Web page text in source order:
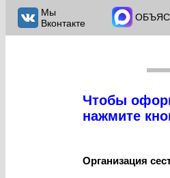
Мы
Вконтакте
Чтобы
нажмите
Организация